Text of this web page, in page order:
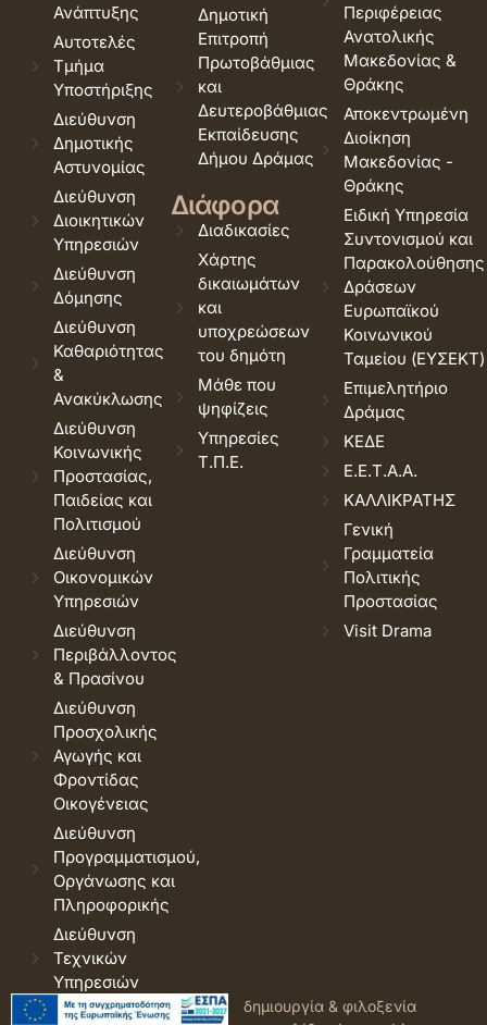
Ανάπτυξης
Αυτοτελές
Τμήμα
Υποστήριξης
Διεύθυνση
Δημοτικής
Αστυνομίας
Διεύθυνση
Διοικητικών
Υπηρεσιών
Διεύθυνση
Δόμησης
Διεύθυνση
Καθαριότητας
&
Ανακύκλωσης
Διεύθυνση
Κοινωνικής
Προστασίας,
Παιδείας και
Πολιτισμού
Διεύθυνση
Οικονομικών
Υπηρεσιών
Διεύθυνση
Περιβάλλοντος
& Πρασίνου
Διεύθυνση
Προσχολικής
Αγωγής και
Φροντίδας
Οικογένειας
Διεύθυνση
Προγραμματισμού,
Οργάνωσης και
Πληροφορικής
Διεύθυνση
Τεχνικών
Υπηρεσιών
Δημοτική
Επιτροπή
Πρωτοβάθμιας
και
Δευτεροβάθμιας
Εκπαίδευσης
Δήμου Δράμας
Διάφορα
Διαδικασίες
Χάρτης
δικαιωμάτων
και
υποχρεώσεων
του δημότη
Μάθε που
ψηφίζεις
Υπηρεσίες
Τ.Π.Ε.
Περιφέρειας
Ανατολικής
Μακεδονίας &
Θράκης
Αποκεντρωμένη
Διοίκηση
Μακεδονίας -
Θράκης
Ειδική Υπηρεσία
Συντονισμού και
Παρακολούθησης
Δράσεων
Ευρωπαϊκού
Κοινωνικού
Ταμείου (ΕΥΣΕΚΤ)
Επιμελητήριο
Δράμας
ΚΕΔΕ
Ε.Ε.Τ.Α.Α.
ΚΑΛΛΙΚΡΑΤΗΣ
Γενική
Γραμματεία
Πολιτικής
Προστασίας
Visit Drama
© 2026 Δήμος Δράμας. Όροι
δημιουργία & φιλοξενία